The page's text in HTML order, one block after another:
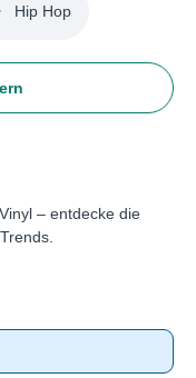
Hip Hop
– entdecke die